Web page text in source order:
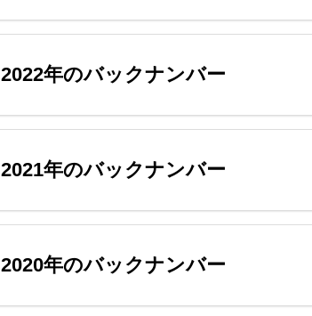
2022年のバックナンバー
2021年のバックナンバー
2020年のバックナンバー